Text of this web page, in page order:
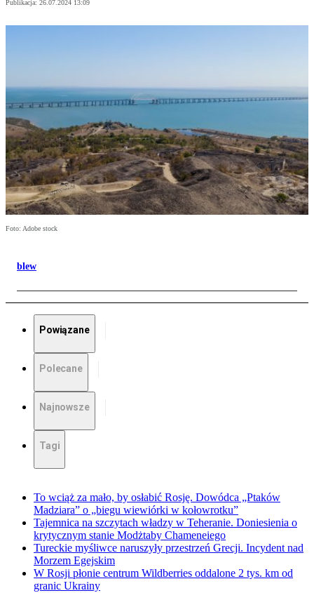
Publikacja: 26.07.2024 13:09
Foto: Adobe stock
blew
Powiązane
Polecane
Najnowsze
Tagi
To wciąż za mało, by osłabić Rosję. Dowódca „Ptaków
Madziara” o „biegu wiewiórki w kołowrotku”
Tajemnica na szczytach władzy w Teheranie. Doniesienia o
krytycznym stanie Modżtaby Chameneiego
Tureckie myśliwce naruszyły przestrzeń Grecji. Incydent nad
Morzem Egejskim
W Rosji płonie centrum Wildberries oddalone 2 tys. km od
granic Ukrainy